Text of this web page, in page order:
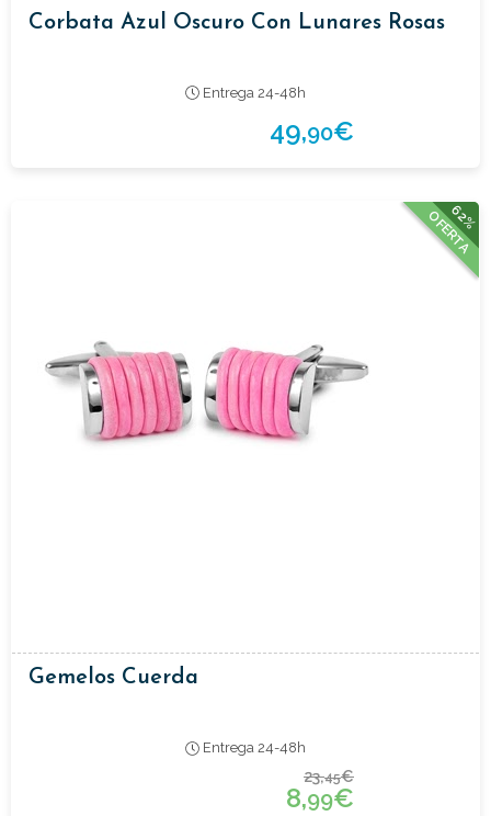
Corbata Azul Oscuro Con Lunares Rosas
Entrega 24-48h
49,90€
62%
OFERTA
Gemelos Cuerda
Entrega 24-48h
23,45€
8,99€